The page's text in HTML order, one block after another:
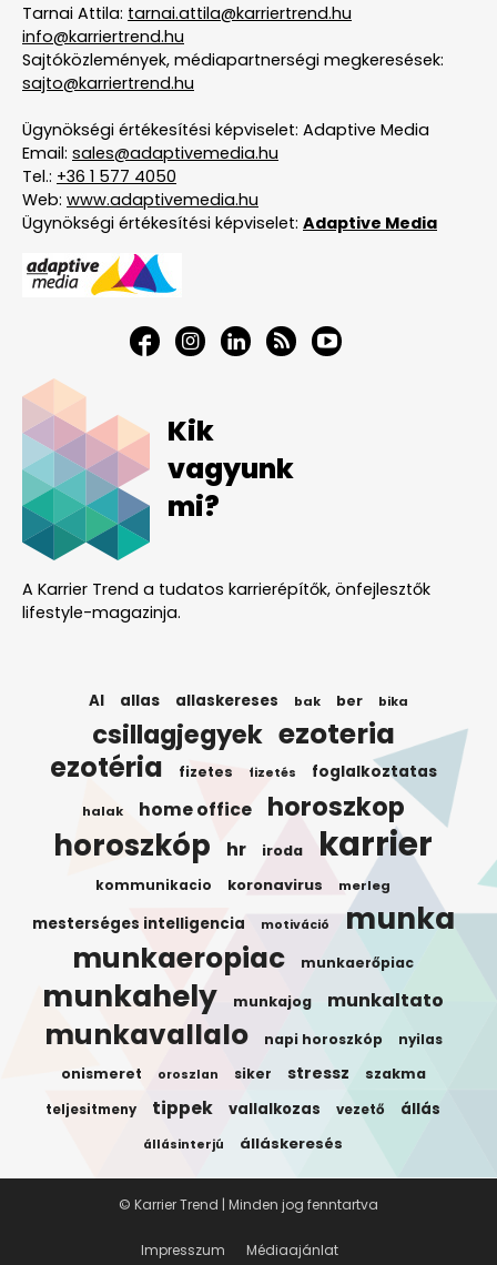
Tarnai Attila: tarnai.attila@karriertrend.hu
info@karriertrend.hu
Sajtóközlemények, médiapartnerségi megkeresések:
sajto@karriertrend.hu
Ügynökségi értékesítési képviselet: Adaptive Media
Email: sales@adaptivemedia.hu
Tel.: +36 1 577 4050
Web: www.adaptivemedia.hu
Ügynökségi értékesítési képviselet: Adaptive Media
Kik
vagyunk
mi?
A Karrier Trend a tudatos karrierépítők, önfejlesztők
lifestyle-magazinja.
AI allas allaskereses bak ber bika
csillagjegyek ezoteria
ezotéria fizetes fizetés foglalkoztatas
halak home office horoszkop
horoszkóp hr iroda karrier
kommunikacio koronavirus merleg
mesterséges intelligencia motiváció munka
munkaeropiac munkaerőpiac
munkahely munkajog munkaltato
munkavallalo napi horoszkóp nyilas
onismeret oroszlan siker stressz szakma
teljesitmeny tippek vallalkozas vezető állás
állásinterjú álláskeresés
Impresszum Médiaajánlat
© Karrier Trend | Minden jog fenntartva